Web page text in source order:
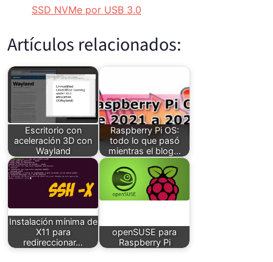
SSD NVMe por USB 3.0
Artículos relacionados:
Escritorio con
aceleración 3D con
Wayland
Raspberry Pi OS:
todo lo que pasó
mientras el blog…
Instalación mínima de
X11 para
redireccionar…
openSUSE para
Raspberry Pi